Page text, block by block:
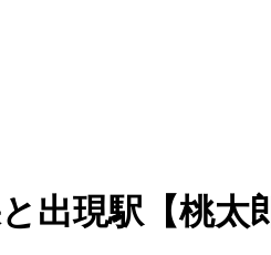
出現駅【桃太